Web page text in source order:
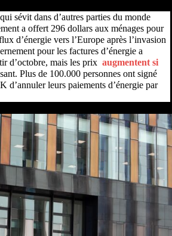
sévit dans d’autres parties du monde
a offert 296 dollars aux ménages pour
d’énergie vers l’Europe après l’invasion
pour les factures d’énergie a
d’octobre, mais les prix augmentent si
Plus de 100.000 personnes ont signé
d’annuler leurs paiements d’énergie par